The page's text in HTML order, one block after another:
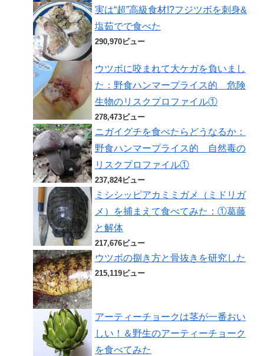
実は“超”高級食材!?フジツボを刺身&
塩茹でで食べた
290,970ビュー
ウツボに咬まれて大ケガを負いまし
た：野食ハンマープライス的 危険
生物のリスクプロファイル①
278,473ビュー
ニガイグチを食べたらどうなるか：
野食ハンマープライス的 自然毒の
リスクプロファイル①
237,824ビュー
ミシシッピアカミミガメ（ミドリガ
メ）を捕まえて食べてみた：①葛藤
と解体
217,676ビュー
ウツボの捌き方と骨抜きを研究した
215,119ビュー
アーティーチョークは茎が一番おい
しい！＆野生のアーティーチョーク
を食べてみた